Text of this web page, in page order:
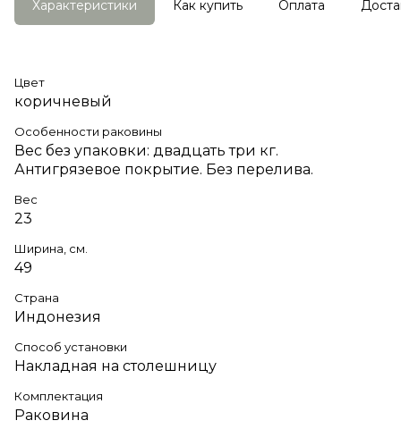
Характеристики Как купить Оплата
Цвет
коричневый
Особенности раковины
Вес без упаковки: двадцать три кг.
Антигрязевое покрытие. Без перелива.
Вес
23
Ширина, см.
49
Страна
Индонезия
Способ установки
Накладная на столешницу
Комплектация
Раковина